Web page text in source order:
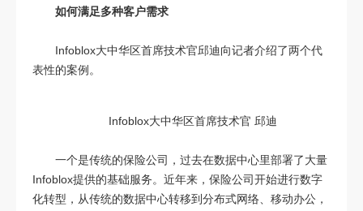
如何满足多种客户需求
Infoblox大中华区首席技术官邱迪向记者介绍了两个代
表性的案例。
Infoblox大中华区首席技术官 邱迪
一个是传统的保险公司，过去在数据中心里部署了大量
Infoblox提供的基础服务。近年来，保险公司开始进行数字
化转型，从传统的数据中心转移到分布式网络、移动办公，